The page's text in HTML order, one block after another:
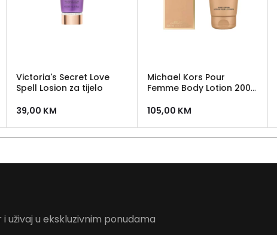
Victoria's Secret Love
Spell Losion za tijelo
39,00 KM
Michael Kors Pour
Femme Body Lotion 200
105,00 KM
uživaj u ekskluzivnim ponudama